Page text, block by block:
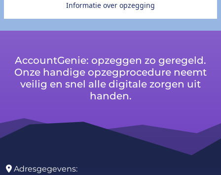
Informatie over opzegging
AccountGenie: opzeggen zo geregeld.
Onze handige opzegprocedure neemt
veilig en snel alle digitale zorgen uit
handen.
Adresgegevens: